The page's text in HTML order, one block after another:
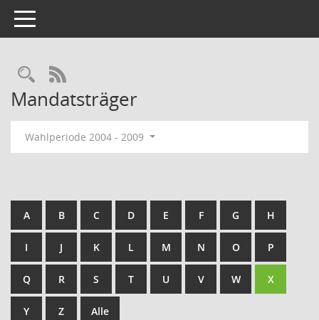
Toggle navigation
Rechercheauswahl
RSS-Feed
Mandatsträger
Wahlperiode 2004 - 2009
A B C D E F G H
I J K L M N O P
Q R S T U V W X
Y Z Alle